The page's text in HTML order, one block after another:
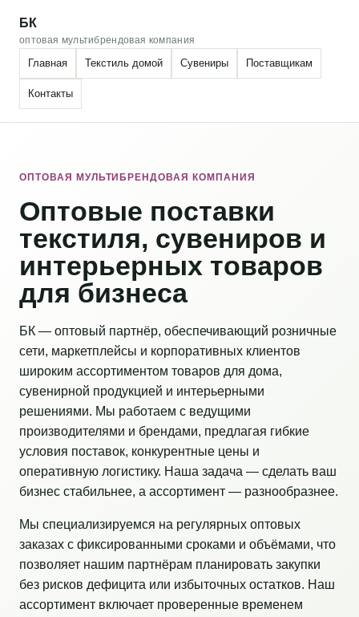
БК
оптовая мультибрендовая компания
Главная Текстиль домой Сувениры Поставщикам
Контакты
ОПТОВАЯ МУЛЬТИБРЕНДОВАЯ КОМПАНИЯ
Оптовые поставки
текстиля, сувениров и
интерьерных товаров
для бизнеса
БК — оптовый партнёр, обеспечивающий розничные
сети, маркетплейсы и корпоративных клиентов
широким ассортиментом товаров для дома,
сувенирной продукцией и интерьерными
решениями. Мы работаем с ведущими
производителями и брендами, предлагая гибкие
условия поставок, конкурентные цены и
оперативную логистику. Наша задача — сделать ваш
бизнес стабильнее, а ассортимент — разнообразнее.
Мы специализируемся на регулярных оптовых
заказах с фиксированными сроками и объёмами, что
позволяет нашим партнёрам планировать закупки
без рисков дефицита или избыточных остатков. Наш
ассортимент включает проверенные временем